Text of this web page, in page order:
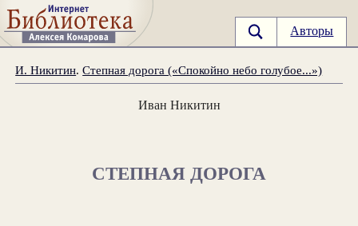
Авторы
И. Никитин.Степная дорога («Спокойно небо голубое...»)
Иван Никитин
СТЕПНАЯ ДОРОГА